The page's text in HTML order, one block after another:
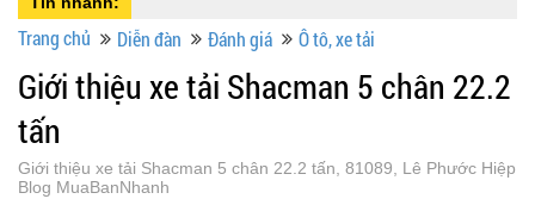
Trang chủ Diễn đàn Đánh giá Ô tô, xe tải
Giới thiệu xe tải Shacman 5 chân 22.2
tấn
Giới thiệu xe tải Shacman 5 chân 22.2 tấn, 81089, Lê Phước Hiệp
Blog MuaBanNhanh